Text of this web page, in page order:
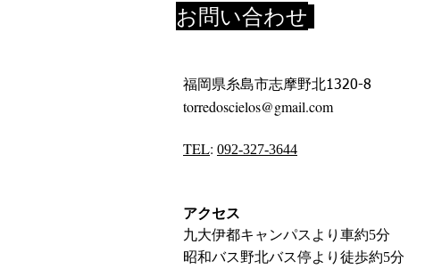
お問い合わせ
福岡県糸島市志摩野北1320-8
torredoscielos@gmail.com
TEL: 092-327-3644
アクセス
九大伊都キャンパスより車約5分
昭和バス野北バス停より徒歩約5分